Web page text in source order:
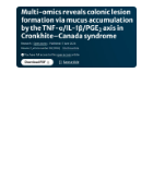
骥等系统绘制